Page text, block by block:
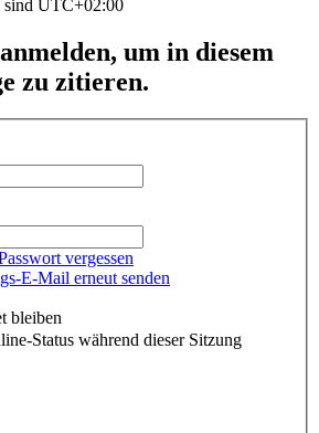
UTC+02:00
um in diesem
zu zitieren.
vergessen
E-Mail erneut senden
bleiben
Status während dieser Sitzung